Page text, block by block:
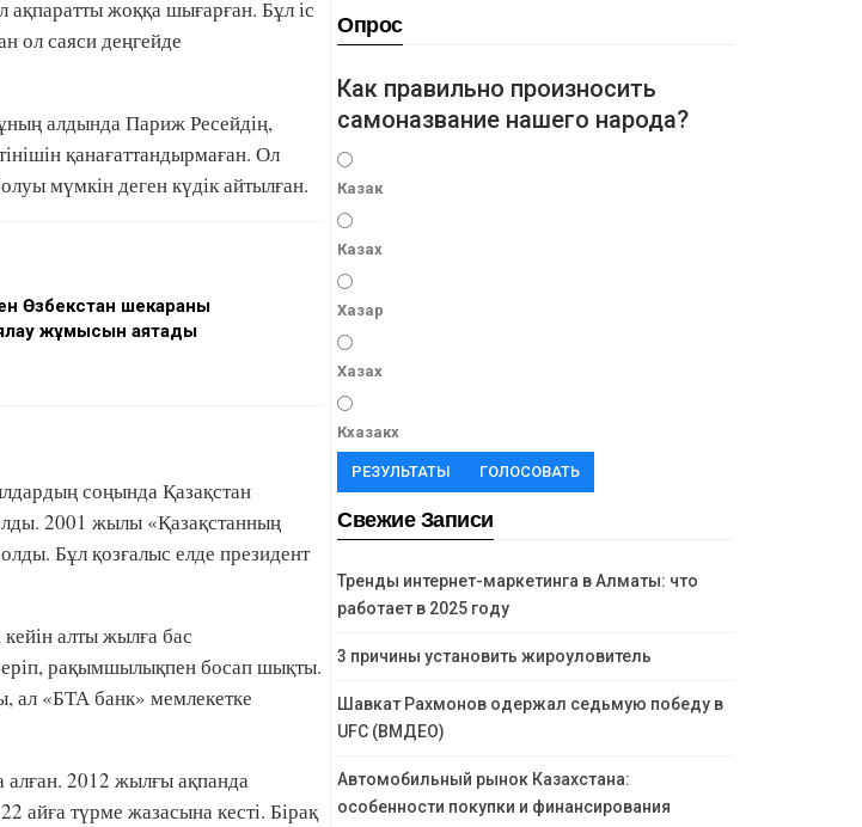
ақпаратты жоққа шығарған. Бұл іс
ол саяси деңгейде
алдында Париж Ресейдің,
қанағаттандырмаған. Ол
мүмкін деген күдік айтылған.
Өзбекстан шекараны
жұмысын аяқтады
соңында Қазақстан
2001 жылы «Қазақстанның
Бұл қозғалыс елде президент
алты жылға бас
рақымшылықпен босап шықты.
ал «БТА банк» мемлекетке
2012 жылғы ақпанда
айға түрме жазасына кесті. Бірақ
Опрос
Как правильно произносить
самоназвание нашего народа?
Казак
Казах
Хазар
Хазах
Кхазакх
РЕЗУЛЬТАТЫ ГОЛОСОВАТЬ
Свежие Записи
Тренды интернет-маркетинга в Алматы: что
работает в 2025 году
3 причины установить жироуловитель
Шавкат Рахмонов одержал седьмую победу в
UFC (ВМДЕО)
Автомобильный рынок Казахстана:
особенности покупки и финансирования